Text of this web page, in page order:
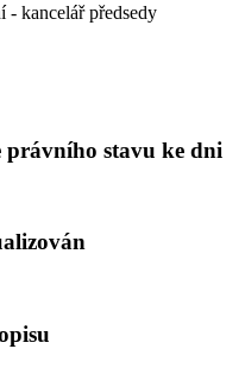
- kancelář předsedy
právního stavu ke dni